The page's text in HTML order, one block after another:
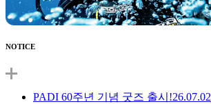
NOTICE
PADI 60주년 기념 굿즈 출시!26.07.02